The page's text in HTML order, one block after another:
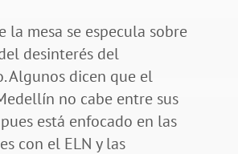
la mesa se especula sobre
desinterés del
Algunos dicen que el
no cabe entre sus
está enfocado en las
con el ELN y las